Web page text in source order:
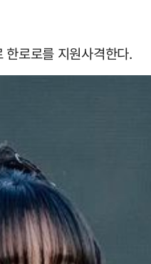
로로를 지원사격한다.